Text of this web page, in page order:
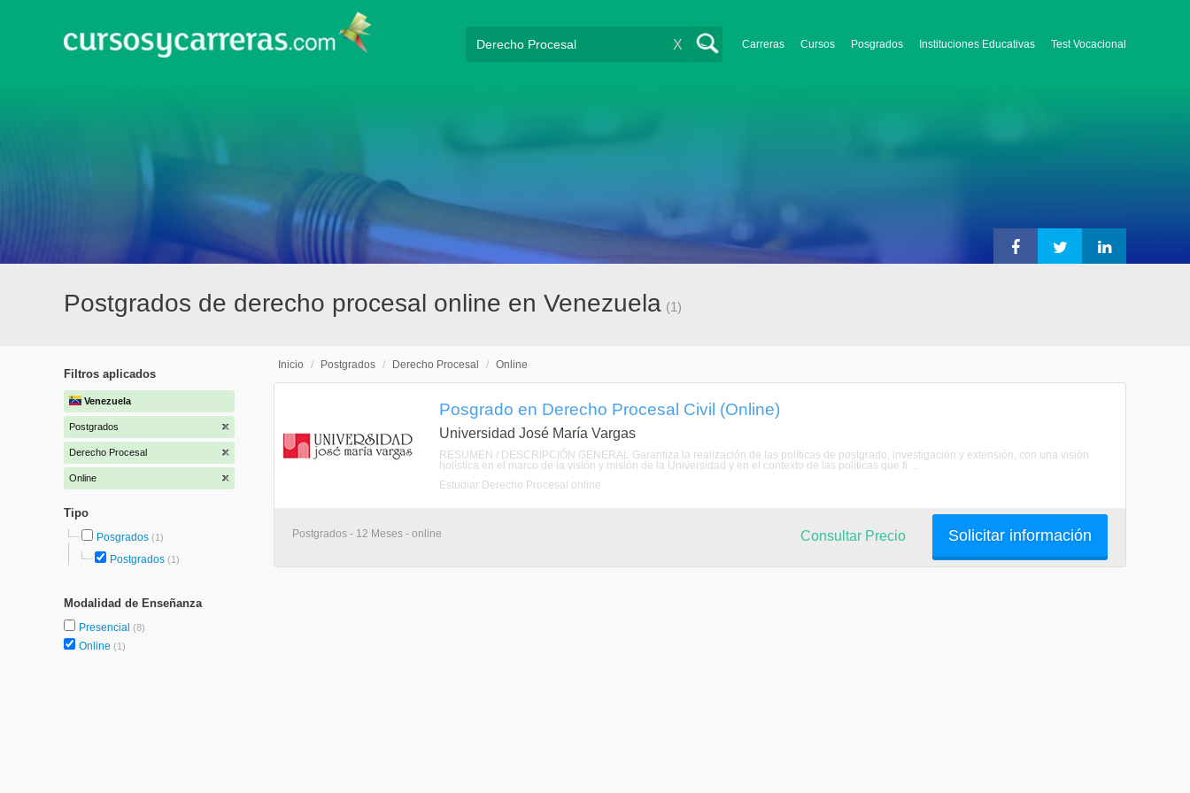
Carreras Cursos Posgrados Instituciones Educativas Test Vocacional
X
Postgrados de derecho procesal online en Venezuela (1)
Filtros aplicados
Venezuela
Postgrados
Derecho Procesal
Online
Tipo
Posgrados (1)
Postgrados (1)
Modalidad de Enseñanza
Presencial (8)
Online (1)
Inicio / Postgrados / Derecho Procesal / Online
Posgrado en Derecho Procesal Civil (Online)
Universidad José María Vargas
RESUMEN / DESCRIPCIÓN GENERAL Garantiza la realización de las políticas de postgrado, investigación y extensión, con una visión
holística en el marco de la visión y misión de la Universidad y en el contexto de las políticas que fi ...
Estudiar Derecho Procesal online
Postgrados - 12 Meses - online Solicitar información
Consultar Precio